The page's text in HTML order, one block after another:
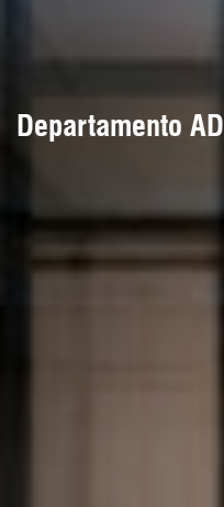
Departamento AD